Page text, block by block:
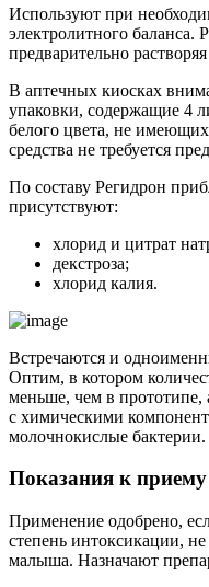
Используют при
электролитного баланса.
предварительно
В аптечных киосках
упаковки, содержащие 4
белого цвета, не
средства не требуется
По составу Регидрон
присутствуют:
хлорид и цитрат
декстроза;
хлорид калия.
Встречаются и
Оптим, в котором
меньше, чем в
с химическими
молочнокислые бактерии.
Показания к
Применение одобрено,
степень интоксикации,
малыша. Назначают